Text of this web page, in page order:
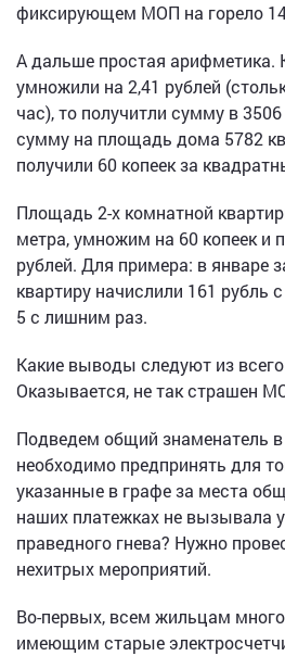
фиксирующем МОП на горело
А дальше простая арифметика.
умножили на 2,41 рублей
час), то получитли сумму в
сумму на площадь дома 5782
получили 60 копеек за
Площадь 2-х комнатной
метра, умножим на 60 копеек и
рублей. Для примера: в январе
квартиру начислили 161 рубль
5 с лишним раз.
Какие выводы следуют из
Оказывается, не так страшен
Подведем общий знаменатель
необходимо предпринять для
указанные в графе за места
наших платежках не вызывала
праведного гнева? Нужно
нехитрых мероприятий.
Во-первых, всем жильцам
имеющим старые